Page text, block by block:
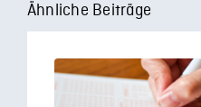
Ähnliche Beiträge